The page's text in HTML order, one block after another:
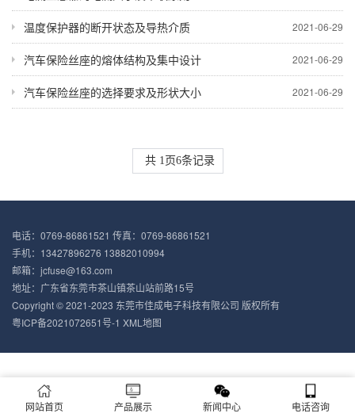
2021-06-29
温度保护器的断开状态及导热介质
2021-06-29
汽车保险丝座的熔体结构及集中设计
2021-06-29
汽车保险丝座的选择要求及形状大小
共 1 页6条记录
电话：0769-86861521 传真：0769-86861521
手机：13427896276 13882010994
邮箱：jcfuse@163.com
地址：广东省东莞市茶山镇茶山站前路15号
Copyright © 2021-2023 东莞市佳成电子科技有限公司 版权所有
粤ICP备2021072651号-1 XML地图
网站首页 产品展示 新闻中心 电话咨询